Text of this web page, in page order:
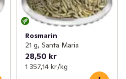
Rosmarin
21 g, Santa Maria
28,50 kr
1 357,14 kr /kg